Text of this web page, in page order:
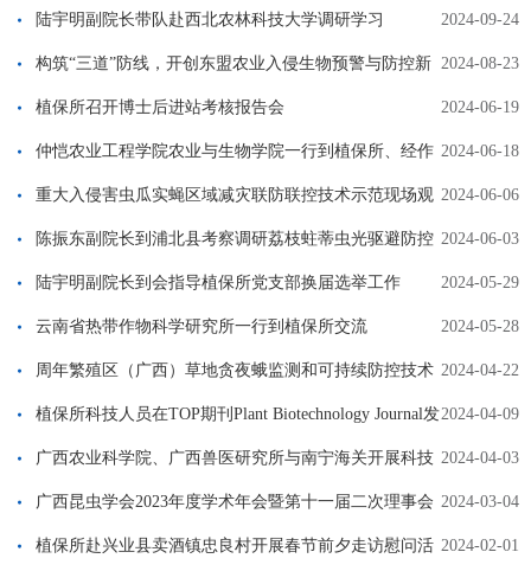
2024-09-24
陆宇明副院长带队赴西北农林科技大学调研学习
2024-08-23
构筑“三道”防线，开创东盟农业入侵生物预警与防控新
局面 2024-06-19
植保所召开博士后进站考核报告会
2024-06-18
仲恺农业工程学院农业与生物学院一行到植保所、经作
所交流 2024-06-06
重大入侵害虫瓜实蝇区域减灾联防联控技术示范现场观
摩会在北海召开 2024-06-03
陈振东副院长到浦北县考察调研荔枝蛀蒂虫光驱避防控
技术 2024-05-29
陆宇明副院长到会指导植保所党支部换届选举工作
2024-05-28
云南省热带作物科学研究所一行到植保所交流
2024-04-22
周年繁殖区（广西）草地贪夜蛾监测和可持续防控技术
交流与现场观摩会在大化召开 2024-04-09
植保所科技人员在TOP期刊Plant Biotechnology Journal发
表水稻抗病毒研究文章 2024-04-03
广西农业科学院、广西兽医研究所与南宁海关开展科技
合作交流对接活动 2024-03-04
广西昆虫学会2023年度学术年会暨第十一届二次理事会
在广西农业科学院召开 2024-02-01
植保所赴兴业县卖酒镇忠良村开展春节前夕走访慰问活